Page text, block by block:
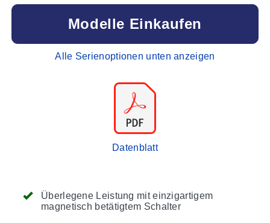
Überlegene Leistung mit einzigartigem
magnetisch betätigtem Schalter
Modelle Einkaufen
Alle Serienoptionen unten anzeigen
Datenblatt